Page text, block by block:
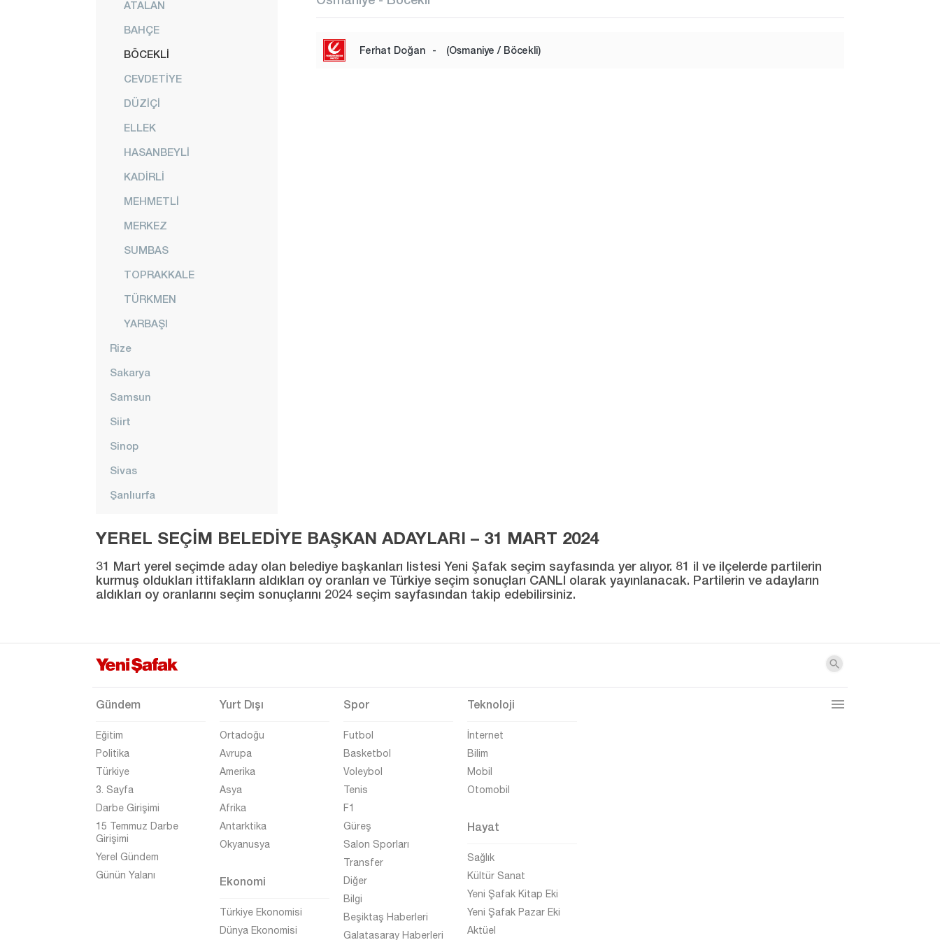
ATALAN
BAHÇE
BÖCEKLİ
CEVDETİYE
DÜZİÇİ
ELLEK
HASANBEYLİ
KADİRLİ
MEHMETLİ
MERKEZ
SUMBAS
TOPRAKKALE
TÜRKMEN
YARBAŞI
Rize
Sakarya
Samsun
Siirt
Sinop
Sivas
Şanlıurfa
Tekirdağ
Tokat
Trabzon
Uşak
Van
Yalova
Zonguldak
Ferhat Doğan - (Osmaniye / Böcekli)
YEREL SEÇİM BELEDİYE BAŞKAN ADAYLARI – 31 MART 2024
31 Mart yerel seçimde aday olan belediye başkanları listesi Yeni Şafak seçim sayfasında yer alıyor. 81 il ve ilçelerde partilerin
kurmuş oldukları ittifakların aldıkları oy oranları ve Türkiye seçim sonuçları CANLI olarak yayınlanacak. Partilerin ve adayların
aldıkları oy oranlarını seçim sonuçlarını 2024 seçim sayfasından takip edebilirsiniz.
Gündem
Eğitim
Politika
Türkiye
3. Sayfa
Darbe Girişimi
15 Temmuz Darbe
Girişimi
Yerel Gündem
Günün Yalanı
Yurt Dışı
Ortadoğu
Avrupa
Amerika
Asya
Afrika
Antarktika
Okyanusya
Ekonomi
Türkiye Ekonomisi
Dünya Ekonomisi
Spor
Futbol
Basketbol
Voleybol
Tenis
F1
Güreş
Salon Sporları
Transfer
Diğer
Bilgi
Beşiktaş Haberleri
Galatasaray Haberleri
Teknoloji
İnternet
Bilim
Mobil
Otomobil
Hayat
Sağlık
Kültür Sanat
Yeni Şafak Kitap Eki
Yeni Şafak Pazar Eki
Aktüel